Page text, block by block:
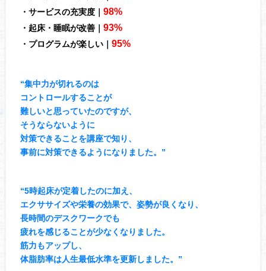
・サービスの充実度｜ 98%
・起床・睡眠が改善｜ 93%
・プログラムが楽しい｜ 95%
“集中力が切れるのは
コントロールすることが
難しいと思っていたのですが、
そうならないように
対策できることを講座で知り、
事前に対策できるようになりました。”
“5時起床が定着したのに加え、
エクササイズや栄養の効果で、姿勢が良くなり、
長時間のデスクワークでも
疲れを感じることが少なくなりました。
筋力もアップし、
体脂肪率は人生最低水準を更新しました。”